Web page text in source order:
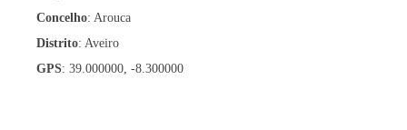
Concelho: Arouca
Distrito: Aveiro
GPS: 39.000000, -8.300000